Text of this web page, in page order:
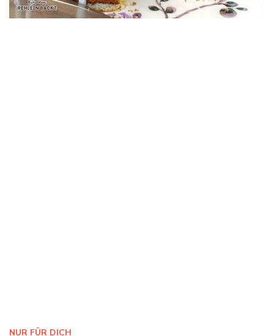
NUR FÜR DICH